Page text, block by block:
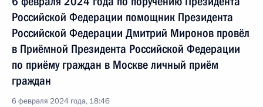
Российской Федерации помощник Президента
Российской Федерации Дмитрий Миронов провёл
в Приёмной Президента Российской Федерации
по приёму граждан в Москве личный приём
граждан
6 февраля 2024 года, 18:46